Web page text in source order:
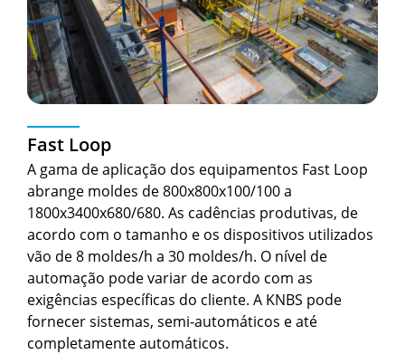
Fast Loop
A gama de aplicação dos equipamentos Fast Loop
abrange moldes de 800x800x100/100 a
1800x3400x680/680. As cadências produtivas, de
acordo com o tamanho e os dispositivos utilizados
vão de 8 moldes/h a 30 moldes/h. O nível de
automação pode variar de acordo com as
exigências específicas do cliente. A KNBS pode
fornecer sistemas, semi-automáticos e até
completamente automáticos.